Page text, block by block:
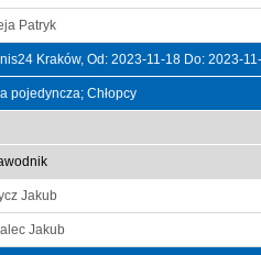
Patryk
Kraków, Od: 2023-11-18 Do: 2023-
pojedyncza; Chłopcy
Jakub
Jakub